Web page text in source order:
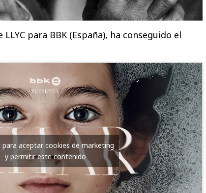
LLYC para BBK (España), ha conseguido el
para aceptar cookies de marketing
y permitir este contenido